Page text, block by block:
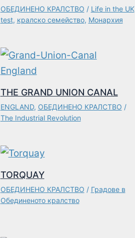
ОБЕДИНЕНО КРАЛСТВО / Life in the UK
test, кралско семейство, Монархия
THE GRAND UNION CANAL
ENGLAND, ОБЕДИНЕНО КРАЛСТВО /
The Industrial Revolution
TORQUAY
ОБЕДИНЕНО КРАЛСТВО / Градове в
Обединеното кралство